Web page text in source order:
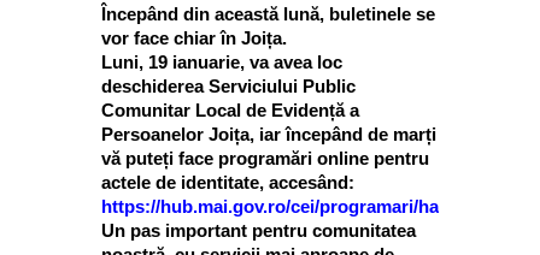
Începând din această lună, buletinele se
vor face chiar în Joița.
Luni, 19 ianuarie, va avea loc
deschiderea Serviciului Public
Comunitar Local de Evidență a
Persoanelor Joița, iar începând de marți
vă puteți face programări online pentru
actele de identitate, accesând:
https://hub.mai.gov.ro/cei/programari/harta
Un pas important pentru comunitatea